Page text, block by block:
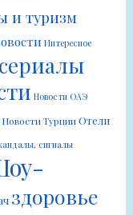
и туризм
Интересное
Новости ОАЭ
Новости ТурцииОтели
сигналы
здоровье